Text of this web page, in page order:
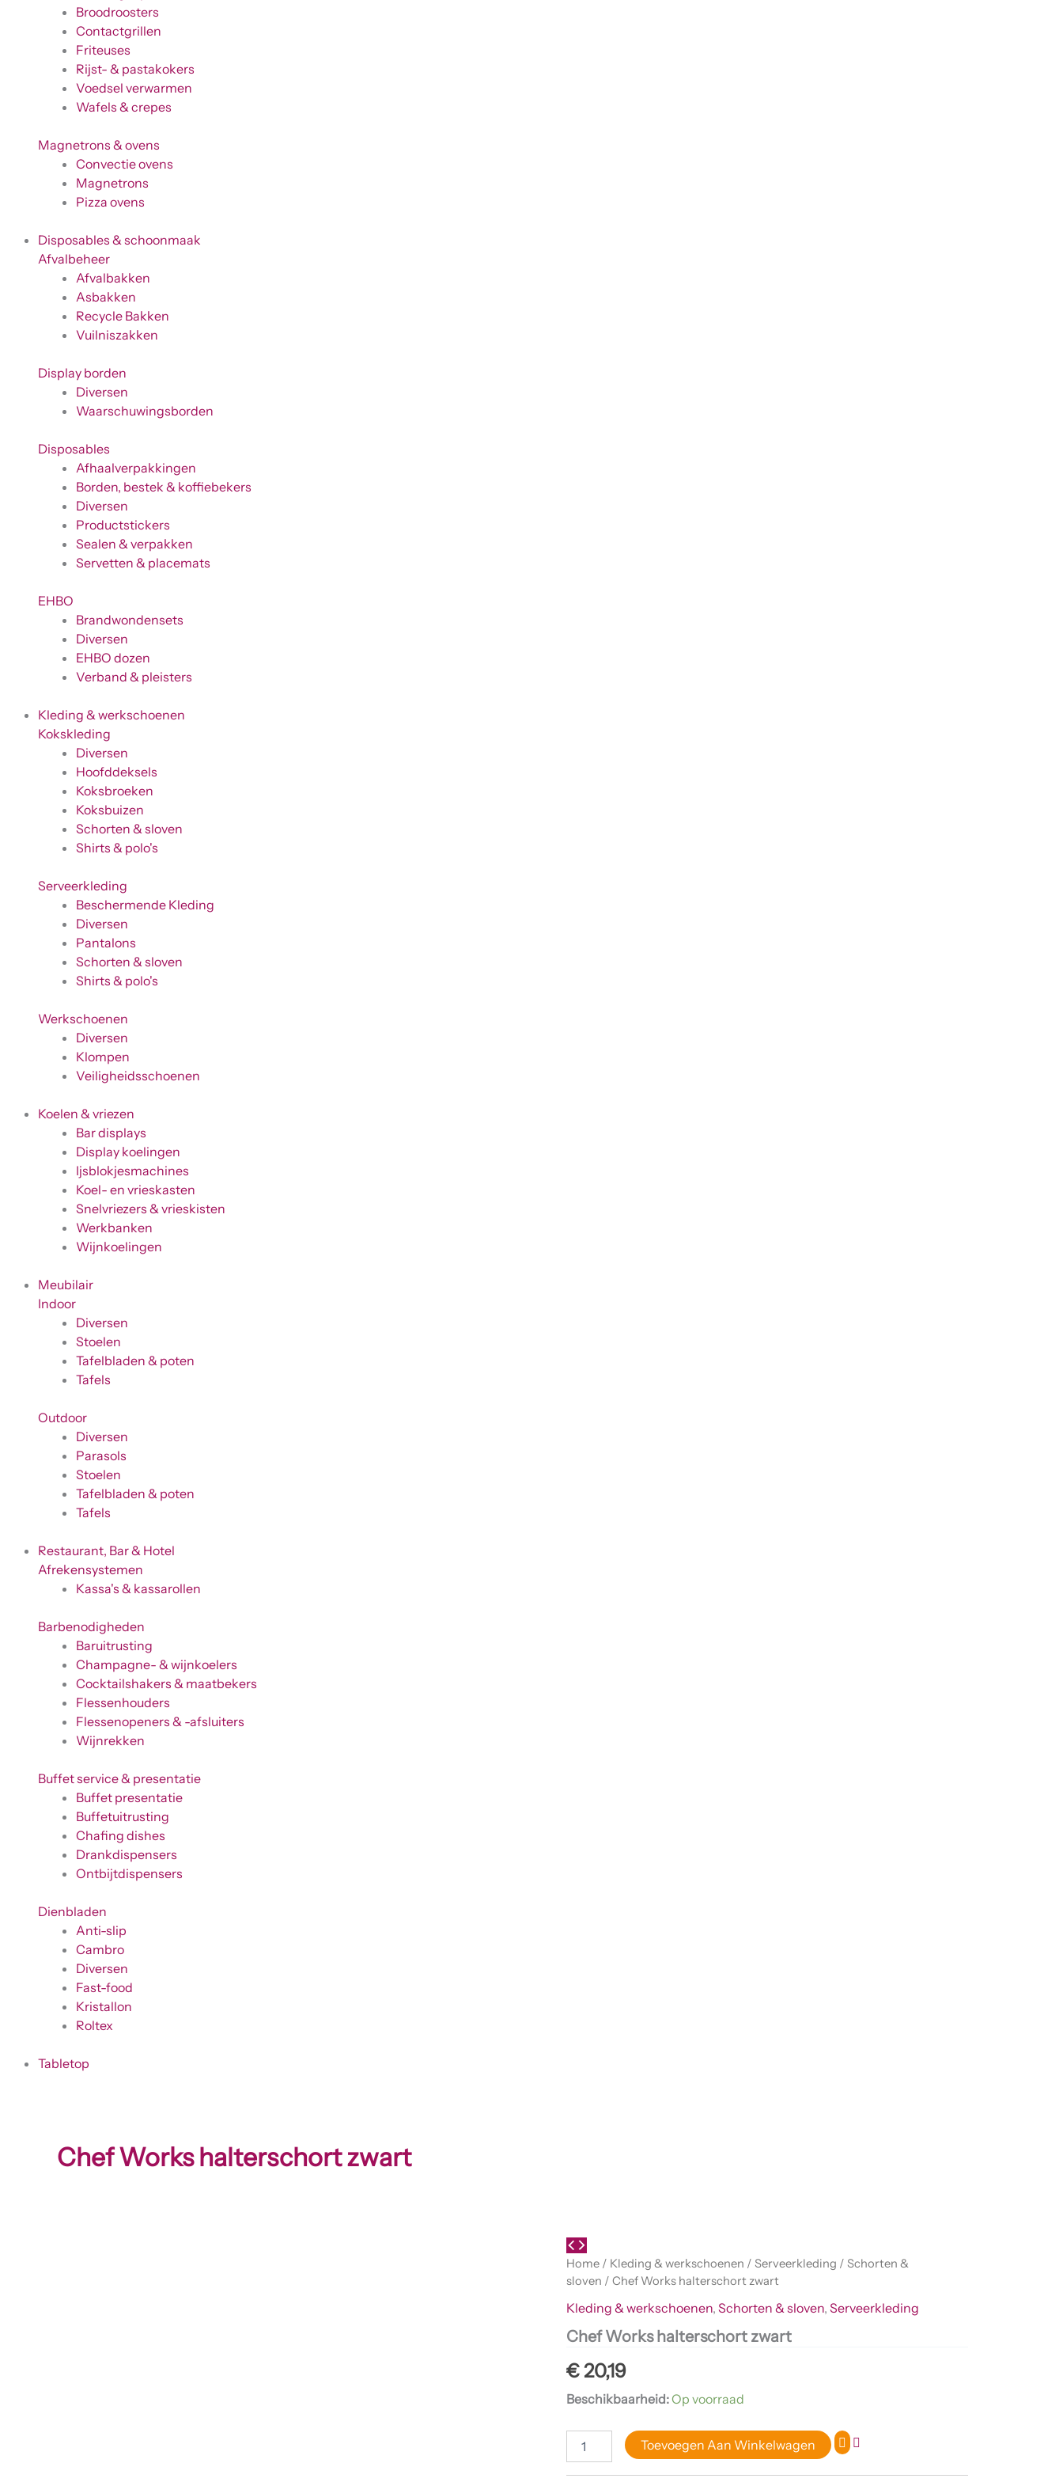
Broodroosters
Contactgrillen
Friteuses
Rijst- & pastakokers
Voedsel verwarmen
Wafels & crepes
Magnetrons & ovens
Convectie ovens
Magnetrons
Pizza ovens
Disposables & schoonmaak
Afvalbeheer
Afvalbakken
Asbakken
Recycle Bakken
Vuilniszakken
Display borden
Diversen
Waarschuwingsborden
Disposables
Afhaalverpakkingen
Borden, bestek & koffiebekers
Diversen
Productstickers
Sealen & verpakken
Servetten & placemats
EHBO
Brandwondensets
Diversen
EHBO dozen
Verband & pleisters
Kleding & werkschoenen
Kokskleding
Diversen
Hoofddeksels
Koksbroeken
Koksbuizen
Schorten & sloven
Shirts & polo's
Serveerkleding
Beschermende Kleding
Diversen
Pantalons
Schorten & sloven
Shirts & polo's
Werkschoenen
Diversen
Klompen
Veiligheidsschoenen
Koelen & vriezen
Bar displays
Display koelingen
Ijsblokjesmachines
Koel- en vrieskasten
Snelvriezers & vrieskisten
Werkbanken
Wijnkoelingen
Meubilair
Indoor
Diversen
Stoelen
Tafelbladen & poten
Tafels
Outdoor
Diversen
Parasols
Stoelen
Tafelbladen & poten
Tafels
Restaurant, Bar & Hotel
Afrekensystemen
Kassa's & kassarollen
Barbenodigheden
Baruitrusting
Champagne- & wijnkoelers
Cocktailshakers & maatbekers
Flessenhouders
Flessenopeners & -afsluiters
Wijnrekken
Buffet service & presentatie
Buffet presentatie
Buffetuitrusting
Chafing dishes
Drankdispensers
Ontbijtdispensers
Dienbladen
Anti-slip
Cambro
Diversen
Fast-food
Kristallon
Roltex
Tabletop
Chef Works halterschort zwart
Home / Kleding & werkschoenen / Serveerkleding / Schorten &
sloven / Chef Works halterschort zwart
Kleding & werkschoenen,Schorten & sloven,Serveerkleding
Chef Works halterschort zwart
€20,19
Beschikbaarheid:Op voorraad
Chef
Works
halterschort
aantal
Toevoegen Aan Winkelwagen